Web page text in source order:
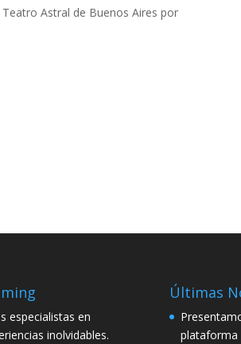
Astral de Buenos Aires por
especialistas en
inolvidables.
Últimas
plataforma